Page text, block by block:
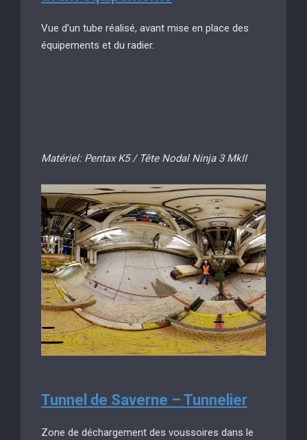
Vue d’un tube réalisé, avant mise en place des
équipements et du radier.
Matériel: Pentax K5 / Tête Nodal Ninja 3 MkII
Tunnel de Saverne – Tunnelier
Zone de déchargement des voussoires dans le